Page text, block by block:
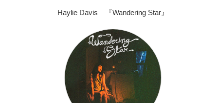
Haylie Davis 『Wandering Star』